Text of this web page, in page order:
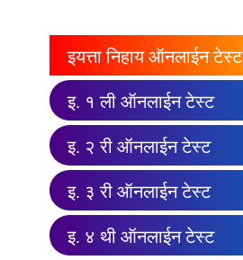
इयत्ता निहाय ऑनलाईन टेस्ट
इ. १ ली ऑनलाईन टेस्ट
इ. २ री ऑनलाईन टेस्ट
इ. ३ री ऑनलाईन टेस्ट
इ. ४ थी ऑनलाईन टेस्ट